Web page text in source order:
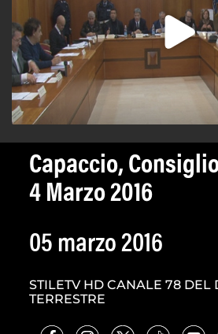
Capaccio,
4 Marzo 2016
05 marzo 2016
STILETV HD CANALE 78 DEL
TERRESTRE